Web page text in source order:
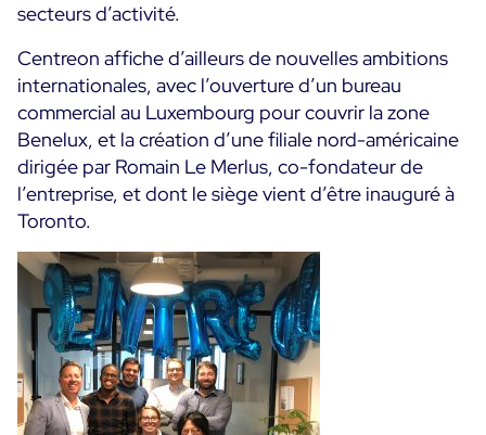
All
Démo Produit
Essai gratuit Centreon Infra Monitoring
Partenaires
Programme ON-Partner
Programme Partenaires MSP
Services
Professional Services
Customer Care
Formation
Communauté
The Watch
Github
Open Source
RESSOURCES
Choisir une solution de supervision open source ou
secteurs d’activité.
Centreon affiche d’ailleurs de nouvelles ambitions
internationales, avec l’ouverture d’un bureau
commercial au Luxembourg pour couvrir la zone
Benelux, et la création d’une filiale nord-américaine
dirigée par Romain Le Merlus, co-fondateur de
l’entreprise, et dont le siège vient d’être inauguré à
Toronto.